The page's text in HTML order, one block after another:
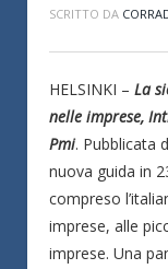
SCRITTO DA
HELSINKI – La
nelle imprese,
Pmi. Pubblicata
nuova guida in
compreso
imprese, alle
imprese. Una